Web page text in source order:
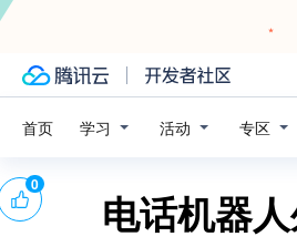
首页 学习 活动 专区
电话机器
0